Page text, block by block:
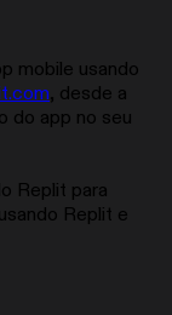
mobile usando
, desde a
do app no seu
Replit para
Replit e